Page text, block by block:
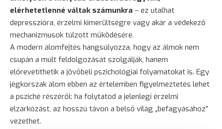
elérhetetlenné váltak számunkra – ez utalhat
depresszióra, érzelmi kimerültségre vagy akár a védekező
mechanizmusok túlzott működésére.
A modern álomfejtés hangsúlyozza, hogy az álmok nem
csupán a múlt feldolgozását szolgálják, hanem
előrevetíthetik a jövőbeli pszichológiai folyamatokat is. Egy
jégkorszak álom ebben az értelemben figyelmeztetés lehet
a psziché részéről: ha folytatod a jelenlegi érzelmi
elzárkózást, az hosszú távon a belső világ „befagyásához”
vezethet.